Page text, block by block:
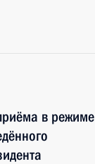
в режиме